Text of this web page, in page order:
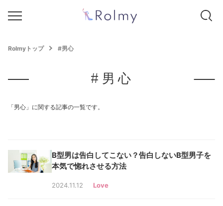
Rolmyトップ #男心
#男心
「男心」に関する記事の一覧です。
B型男は告白してこない？告白しないB型男子を
本気で惚れさせる方法
2024.11.12 Love